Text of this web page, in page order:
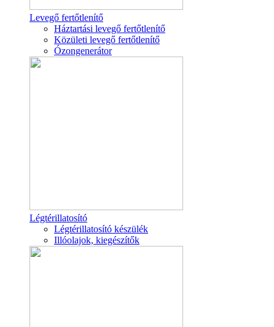
Levegő fertőtlenítő
Háztartási levegő fertőtlenítő
Közületi levegő fertőtlenítő
Ózongenerátor
Légtérillatosító
Légtérillatosító készülék
Illóolajok, kiegészítők